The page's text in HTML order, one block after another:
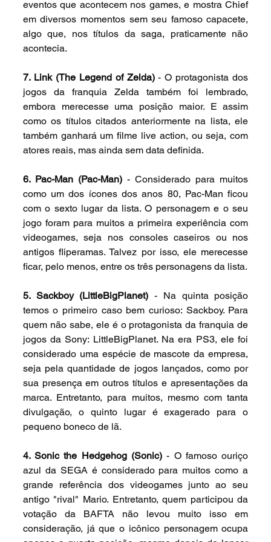
eventos que acontecem nos games, e mostra Chief
em diversos momentos sem seu famoso capacete,
algo que, nos títulos da saga, praticamente não
acontecia.
7. Link (The Legend of Zelda) - O protagonista dos
jogos da franquia Zelda também foi lembrado,
embora merecesse uma posição maior. E assim
como os títulos citados anteriormente na lista, ele
também ganhará um filme live action, ou seja, com
atores reais, mas ainda sem data definida.
6. Pac-Man (Pac-Man) - Considerado para muitos
como um dos ícones dos anos 80, Pac-Man ficou
com o sexto lugar da lista. O personagem e o seu
jogo foram para muitos a primeira experiência com
videogames, seja nos consoles caseiros ou nos
antigos fliperamas. Talvez por isso, ele merecesse
ficar, pelo menos, entre os três personagens da lista.
5. Sackboy (LittleBigPlanet) - Na quinta posição
temos o primeiro caso bem curioso: Sackboy. Para
quem não sabe, ele é o protagonista da franquia de
jogos da Sony: LittleBigPlanet. Na era PS3, ele foi
considerado uma espécie de mascote da empresa,
seja pela quantidade de jogos lançados, como por
sua presença em outros títulos e apresentações da
marca. Entretanto, para muitos, mesmo com tanta
divulgação, o quinto lugar é exagerado para o
pequeno boneco de lã.
4. Sonic the Hedgehog (Sonic) - O famoso ouriço
azul da SEGA é considerado para muitos como a
grande referência dos videogames junto ao seu
antigo "rival" Mario. Entretanto, quem participou da
votação da BAFTA não levou muito isso em
consideração, já que o icônico personagem ocupa